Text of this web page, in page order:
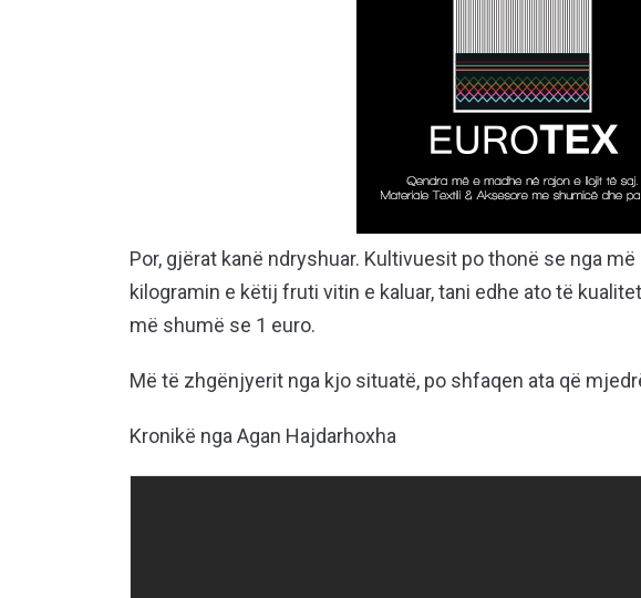
Por, gjërat kanë ndryshuar. Kultivuesit po thonë se nga
kilogramin e këtij fruti vitin e kaluar, tani edhe ato të
më shumë se 1 euro.
Më të zhgënjyerit nga kjo situatë, po shfaqen ata që
Kronikë nga Agan Hajdarhoxha